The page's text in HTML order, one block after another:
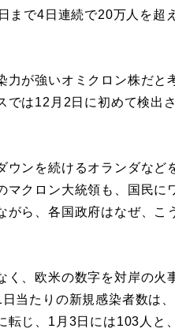
まで4日連続で20万人を超
が強いオミクロン株だと
では12月2日に初めて検出
ンを続けるオランダなど
マクロン大統領も、国民に
がら、各国政府はなぜ、
、欧米の数字を対岸の火
当たりの新規感染者数は
転じ、1月3日には103人と